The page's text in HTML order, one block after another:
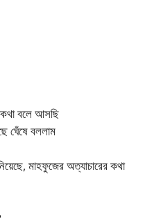
বলে আসছি
ঘেঁষে বললাম
মাহফুজের অত্যাচারের কথা